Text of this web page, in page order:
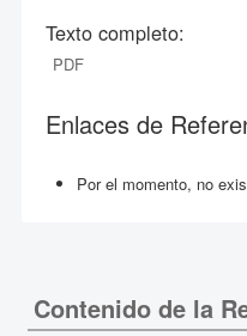
Texto completo:
PDF
Enlaces de
Por el momento, no
Contenido de la